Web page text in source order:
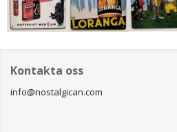
Kontakta oss
info@nostalgican.com